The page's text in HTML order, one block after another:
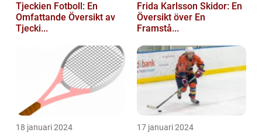
Tjeckien Fotboll: En
Omfattande Översikt av
Tjecki...
Frida Karlsson Skidor: En
Översikt över En
Framstå...
18 januari 2024 17 januari 2024